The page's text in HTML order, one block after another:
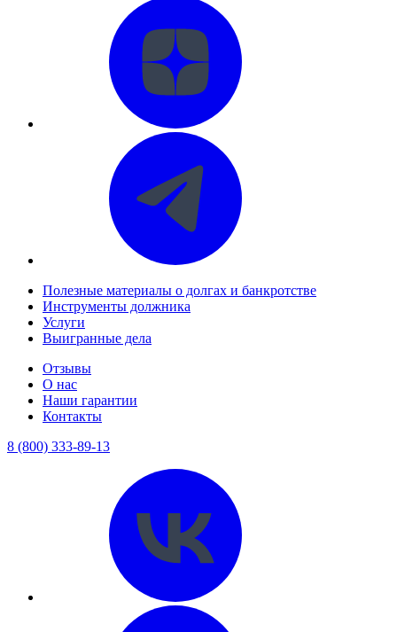
Полезные материалы о долгах и банкротстве
Инструменты должника
Услуги
Выигранные дела
Отзывы
О нас
Наши гарантии
Контакты
8 (800) 333-89-13